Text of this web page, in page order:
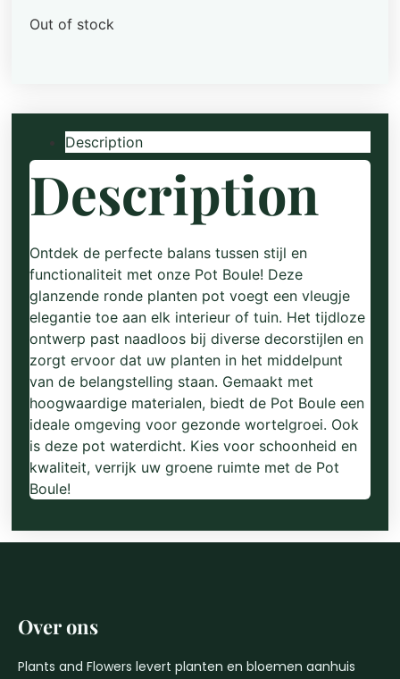
Out of stock
Description
Description
Ontdek de perfecte balans tussen stijl en
functionaliteit met onze Pot Boule! Deze
glanzende ronde planten pot voegt een vleugje
elegantie toe aan elk interieur of tuin. Het tijdloze
ontwerp past naadloos bij diverse decorstijlen en
zorgt ervoor dat uw planten in het middelpunt
van de belangstelling staan. Gemaakt met
hoogwaardige materialen, biedt de Pot Boule een
ideale omgeving voor gezonde wortelgroei. Ook
is deze pot waterdicht. Kies voor schoonheid en
kwaliteit, verrijk uw groene ruimte met de Pot
Boule!
Over ons
Plants and Flowers levert planten en bloemen aanhuis